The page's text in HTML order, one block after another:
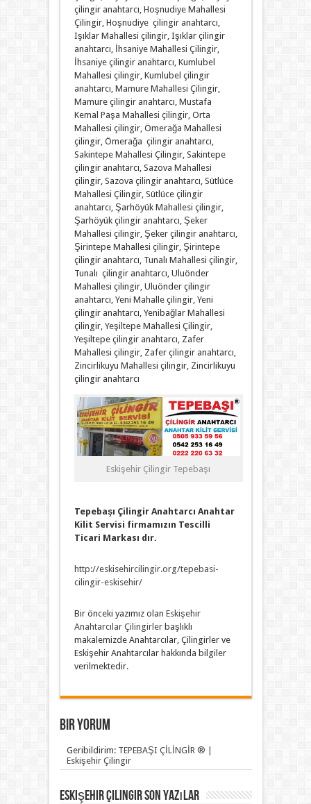
çilingir anahtarcı, Hoşnudiye Mahallesi
Çilingir, Hoşnudiye çilingir anahtarcı,
Işıklar Mahallesi çilingir, Işıklar çilingir
anahtarcı, İhsaniye Mahallesi Çilingir,
İhsaniye çilingir anahtarcı, Kumlubel
Mahallesi çilingir, Kumlubel çilingir
anahtarcı, Mamure Mahallesi Çilingir,
Mamure çilingir anahtarcı, Mustafa
Kemal Paşa Mahallesi çilingir, Orta
Mahallesi çilingir, Ömerağa Mahallesi
çilingir, Ömerağa çilingir anahtarcı,
Sakintepe Mahallesi Çilingir, Sakintepe
çilingir anahtarcı, Sazova Mahallesi
çilingir, Sazova çilingir anahtarcı, Sütlüce
Mahallesi Çilingir, Sütlüce çilingir
anahtarcı, Şarhöyük Mahallesi çilingir,
Şarhöyük çilingir anahtarcı, Şeker
Mahallesi çilingir, Şeker çilingir anahtarcı,
Şirintepe Mahallesi çilingir, Şirintepe
çilingir anahtarcı, Tunalı Mahallesi çilingir,
Tunalı çilingir anahtarcı, Uluönder
Mahallesi çilingir, Uluönder çilingir
anahtarcı, Yeni Mahalle çilingir, Yeni
çilingir anahtarcı, Yenibağlar Mahallesi
çilingir, Yeşiltepe Mahallesi Çilingir,
Yeşiltepe çilingir anahtarcı, Zafer
Mahallesi çilingir, Zafer çilingir anahtarcı,
Zincirlikuyu Mahallesi çilingir, Zincirlikuyu
çilingir anahtarcı
Eskişehir Çilingir Tepebaşı
Tepebaşı Çilingir Anahtarcı Anahtar
Kilit Servisi firmamızın Tescilli
Ticari Markası dır.
http://eskisehircilingir.org/tepebasi-
cilingir-eskisehir/
Bir önceki yazımız olan Eskişehir
Anahtarcılar Çilingirlerbaşlıklı
makalemizde Anahtarcılar, Çilingirler ve
Eskişehir Anahtarcılar hakkında bilgiler
verilmektedir.
Bir yorum
Geribildirim: TEPEBAŞI ÇİLİNGİR ® |
Eskişehir Çilingir
Eskişehir Çilingir Son Yazılar